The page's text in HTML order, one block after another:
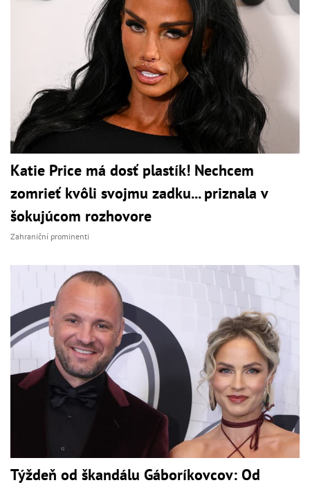
Katie Price má dosť plastík! Nechcem
zomrieť kvôli svojmu zadku... priznala v
šokujúcom rozhovore
Zahraniční prominenti
Týždeň od škandálu Gáboríkovcov: Od